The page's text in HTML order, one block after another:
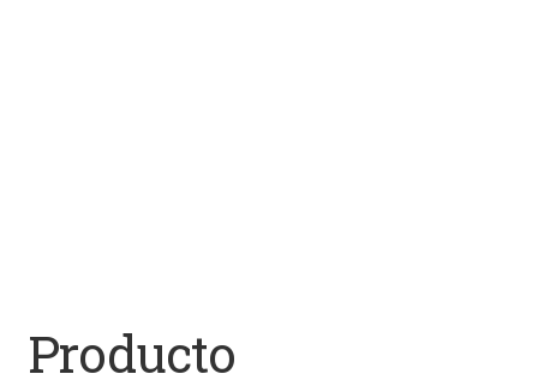
Producto